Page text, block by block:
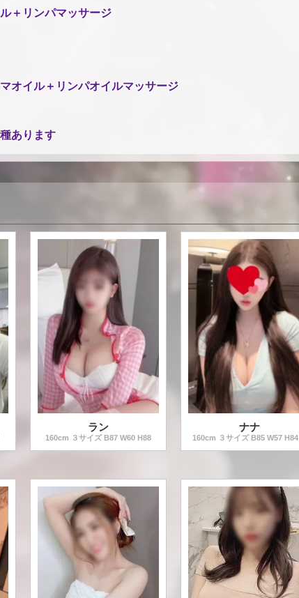
＋リンパマッサージ
オイル＋リンパオイルマッサージ
あります
ラン
160cm ３サイズ B87W60H88
ナナ
160cm ３サイズ B85 W57 H84